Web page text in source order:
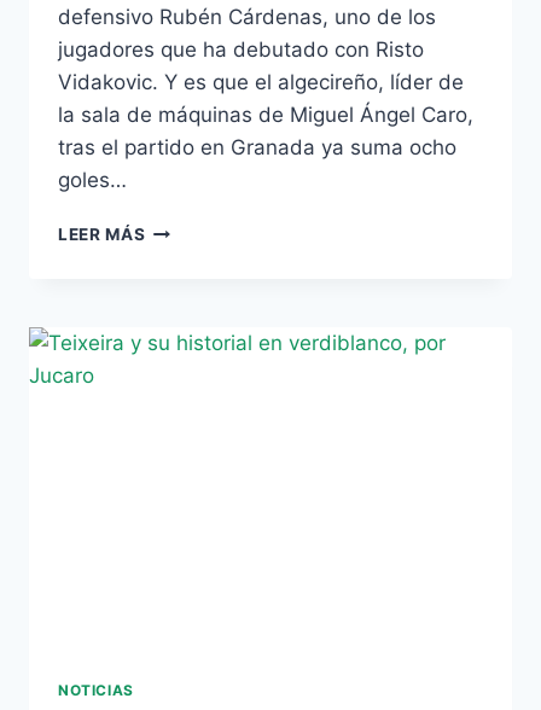
defensivo Rubén Cárdenas, uno de los
jugadores que ha debutado con Risto
Vidakovic. Y es que el algecireño, líder de
la sala de máquinas de Miguel Ángel Caro,
tras el partido en Granada ya suma ocho
goles…
LEER MÁS EL
NOTICIAS